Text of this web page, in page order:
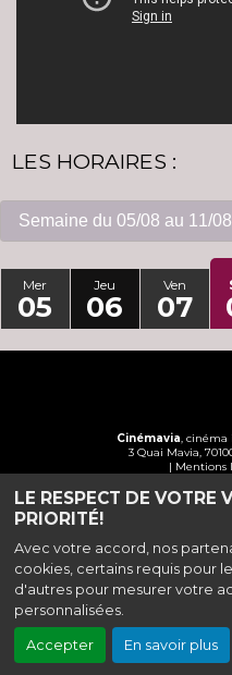
LE RESPECT DE VOTRE
PRIORITÉ!
Avec votre accord, nos
cookies, certains requis pour
d'autres pour mesurer votre
personnalisées.
Accepter En savoir plus
LES HORAIRES :
Mer
05
Jeu
06
Ven
07
Cinémavia, cinéma
3 Quai Mavia,
| Mentions
Politique
Création site